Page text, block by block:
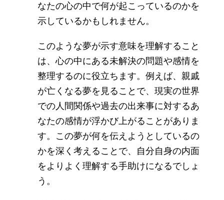
なたの心の中で何が起こっているのかを
示しているかもしれません。
このような夢が示す意味を理解すること
は、心の中にある未解決の問題や感情を
整理するのに役立ちます。例えば、親戚
が亡くなる夢を見ることで、現実の世界
での人間関係や過去の出来事に対するあ
なたの感情が浮かび上がることがありま
す。この夢が何を伝えようとしているの
かを深く考えることで、自分自身の内面
をよりよく理解する手助けになるでしょ
う。